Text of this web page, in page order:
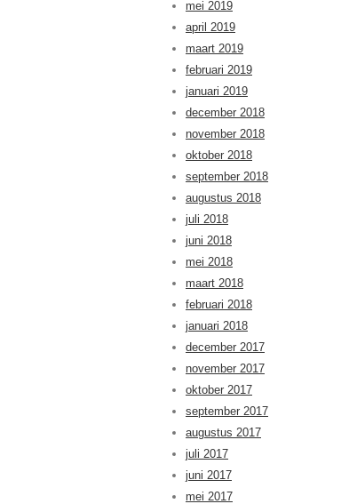
mei 2019
april 2019
maart 2019
februari 2019
januari 2019
december 2018
november 2018
oktober 2018
september 2018
augustus 2018
juli 2018
juni 2018
mei 2018
maart 2018
februari 2018
januari 2018
december 2017
november 2017
oktober 2017
september 2017
augustus 2017
juli 2017
juni 2017
mei 2017